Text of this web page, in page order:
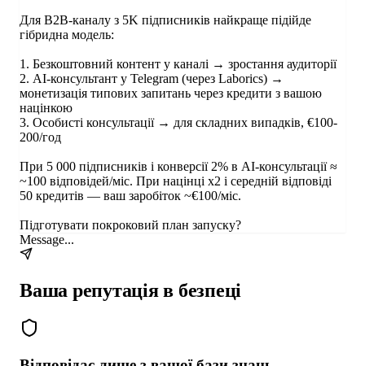
Для B2B-каналу з 5K підписників найкраще підійде
гібридна модель:
1. Безкоштовний контент у каналі → зростання аудиторії
2. AI-консультант у Telegram (через Laborics) →
монетизація типових запитань через кредити з вашою
націнкою
3. Особисті консультації → для складних випадків, €100-
200/год
При 5 000 підписників і конверсії 2% в AI-консультації ≈
~100 відповідей/міс. При націнці x2 і середній відповіді
50 кредитів — ваш заробіток ~€100/міс.
Підготувати покроковий план запуску?
Message...
Ваша репутація в безпеці